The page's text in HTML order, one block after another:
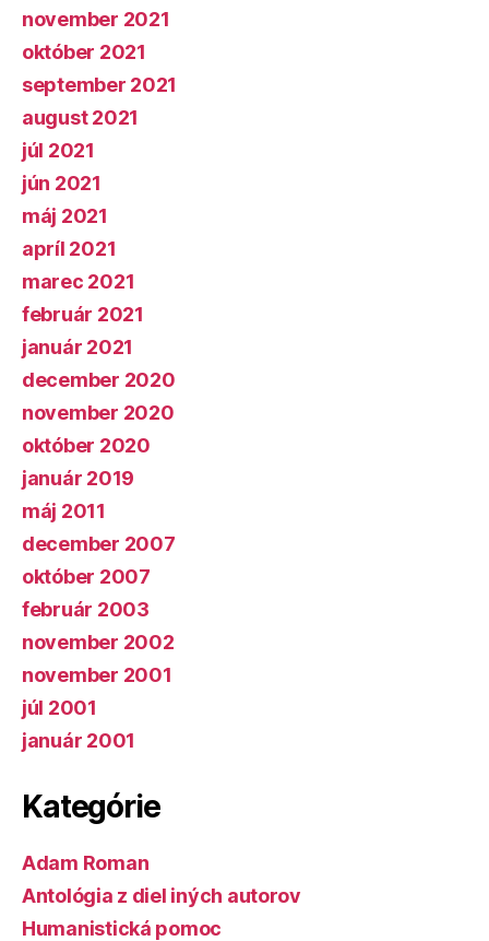
november 2021
október 2021
september 2021
august 2021
júl 2021
jún 2021
máj 2021
apríl 2021
marec 2021
február 2021
január 2021
december 2020
november 2020
október 2020
január 2019
máj 2011
december 2007
október 2007
február 2003
november 2002
november 2001
júl 2001
január 2001
Kategórie
Adam Roman
Antológia z diel iných autorov
Humanistická pomoc